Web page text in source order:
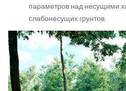
параметров над несущими
слабонесущих грунтов.